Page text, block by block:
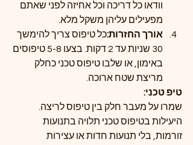
וודאו כל דריכה וכל אחיזה לפני שאתם
מפעילים עליהן משקל מלא.
אורך החזרות:כל טיפוס צריך להימשך
30 שניות עד 2 דקות. בצעו 5-8 טיפוסים
באימון, או שלבו טיפוס טכני כחלק
מריצת שטח ארוכה.
טיפ טכני:
שמרו על מעבר חלק בין טיפוס לריצה.
היעילות בטיפוס טכני תלויה בתנועות
זורמות, בלי תנועות חדות או עצירות